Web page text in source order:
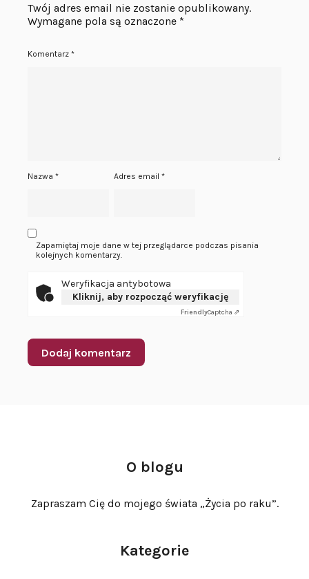
Twój adres email nie zostanie opublikowany.
Wymagane pola są oznaczone *
Komentarz *
Nazwa * Adres email*
Zapamiętaj moje dane w tej przeglądarce podczas pisania
kolejnych komentarzy.
Weryfikacja antybotowa
Kliknij, aby rozpocząć weryfikację
FriendlyCaptcha ⇗
O blogu
Zapraszam Cię do mojego świata „Życia po raku”.
Kategorie